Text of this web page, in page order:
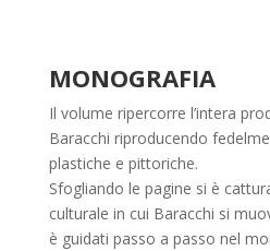
MONOGRAFIA
Il volume ripercorre l’intera
Baracchi riproducendo
plastiche e pittoriche.
Sfogliando le pagine si è
culturale in cui Baracchi si
è guidati passo a passo nel